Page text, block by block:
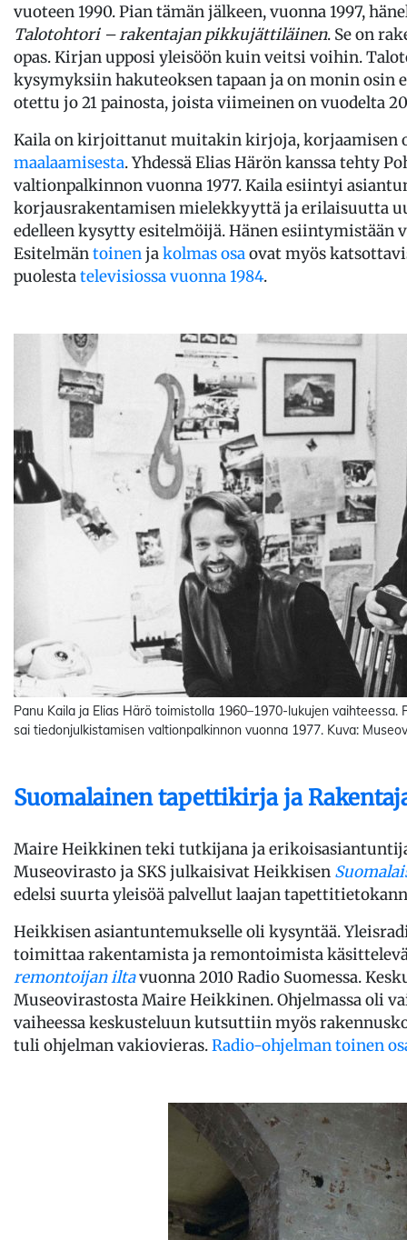
vuoteen 1990. Pian tämän jälkeen, vuonna 1997,
Talotohtori – rakentajan pikkujättiläinen. Se on
opas. Kirjan upposi yleisöön kuin veitsi voihin.
kysymyksiin hakuteoksen tapaan ja on monin osin
otettu jo 21 painosta, joista viimeinen on vuodelta
Kaila on kirjoittanut muitakin kirjoja, korjaamisen
maalaamisesta. Yhdessä Elias Härön kanssa tehty
valtionpalkinnon vuonna 1977. Kaila esiintyi
korjausrakentamisen mielekkyyttä ja erilaisuutta
edelleen kysytty esitelmöijä. Hänen esiintymistään
Esitelmäntoinenjakolmas osaovat myös
puolestatelevisiossa vuonna 1984.
Panu Kaila ja Elias Härö toimistolla 1960–1970-lukujen
sai tiedonjulkistamisen valtionpalkinnon vuonna 1977. Kuva:
Suomalainen tapettikirja ja
Maire Heikkinen teki tutkijana ja
Museovirasto ja SKS julkaisivat Heikkisen
edelsi suurta yleisöä palvellut laajan
Heikkisen asiantuntemukselle oli kysyntää.
toimittaa rakentamista ja remontoimista
remontoijan iltavuonna 2010 Radio Suomessa.
Museovirastosta Maire Heikkinen. Ohjelmassa oli
vaiheessa keskusteluun kutsuttiin myös
tuli ohjelman vakiovieras.Radio-ohjelman toinen